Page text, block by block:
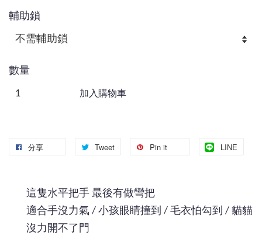
輔助鎖
數量
加入購物車
分享 Tweet Pin it LINE
這隻水平把手 最後有做彎把
適合手沒力氣 / 小孩眼睛撞到 / 毛衣怕勾到 / 貓貓
沒力開不了門